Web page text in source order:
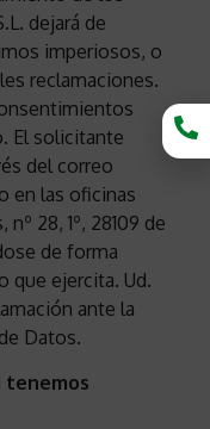
dejará de
imperiosos, o
reclamaciones.
El solicitante
del correo
en las oficinas
28, 1º, 28109 de
de forma
que ejercita. Ud.
ante la
Datos.
tenemos